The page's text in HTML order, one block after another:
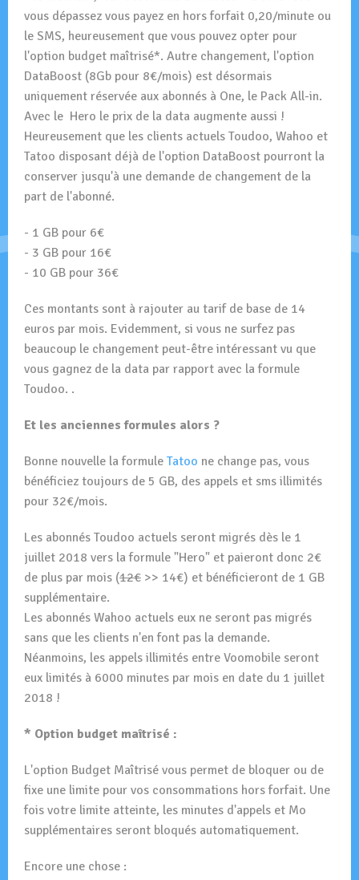
vous dépassez vous payez en hors forfait 0,20/minute ou
le SMS, heureusement que vous pouvez opter pour
l'option budget maîtrisé*. Autre changement, l'option
DataBoost (8Gb pour 8€/mois) est désormais
uniquement réservée aux abonnés à One, le Pack All-in.
Avec le Hero le prix de la data augmente aussi !
Heureusement que les clients actuels Toudoo, Wahoo et
Tatoo disposant déjà de l'option DataBoost pourront la
conserver jusqu'à une demande de changement de la
part de l'abonné.
- 1 GB pour 6€
- 3 GB pour 16€
- 10 GB pour 36€
Ces montants sont à rajouter au tarif de base de 14
euros par mois. Evidemment, si vous ne surfez pas
beaucoup le changement peut-être intéressant vu que
vous gagnez de la data par rapport avec la formule
Toudoo. .
Et les anciennes formules alors ?
Bonne nouvelle la formule Tatoo ne change pas, vous
bénéficiez toujours de 5 GB, des appels et sms illimités
pour 32€/mois.
Les abonnés Toudoo actuels seront migrés dès le 1
juillet 2018 vers la formule "Hero" et paieront donc 2€
de plus par mois (12€ >> 14€) et bénéficieront de 1 GB
supplémentaire.
Les abonnés Wahoo actuels eux ne seront pas migrés
sans que les clients n'en font pas la demande.
Néanmoins, les appels illimités entre Voomobile seront
eux limités à 6000 minutes par mois en date du 1 juillet
2018 !
* Option budget maîtrisé :
L'option Budget Maîtrisé vous permet de bloquer ou de
fixe une limite pour vos consommations hors forfait. Une
fois votre limite atteinte, les minutes d'appels et Mo
supplémentaires seront bloqués automatiquement.
Encore une chose :